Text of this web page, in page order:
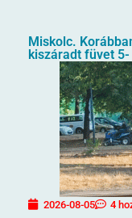
Miskolc.
kiszáradt füvet
2026-08-05 4